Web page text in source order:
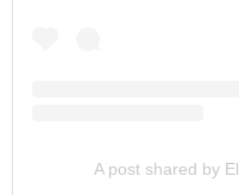
A post shared by